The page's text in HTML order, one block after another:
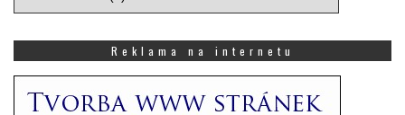
si,
zajímá
Reklama na internetu